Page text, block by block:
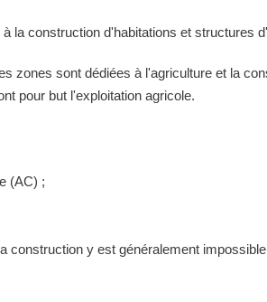
la construction d'habitations et structures
zones sont dédiées à l'agriculture et la
pour but l'exploitation agricole.
(AC) ;
construction y est généralement